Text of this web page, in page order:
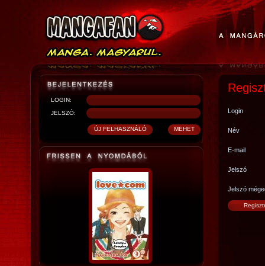
LOGIN:
JELSZÓ:
Login
Név
E-mail
Jelszó
Jelszó